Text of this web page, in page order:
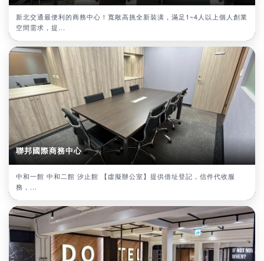
新北交通最便利的商務中心！寬敞高挑全新裝潢，滿足1~4人以上個人創業
空間需求，提...
聯邦國際商務中心
中和一館 中和二館 汐止館 【虛擬辦公室】提供借址登記，信件代收服
務，...